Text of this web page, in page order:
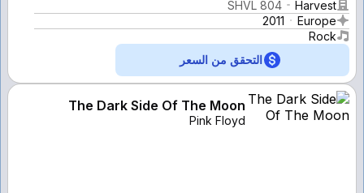
Harvest
SHVL 804
Europe
2011
Rock
التحقق من السعر
The Dark Side Of The Moon
Pink Floyd